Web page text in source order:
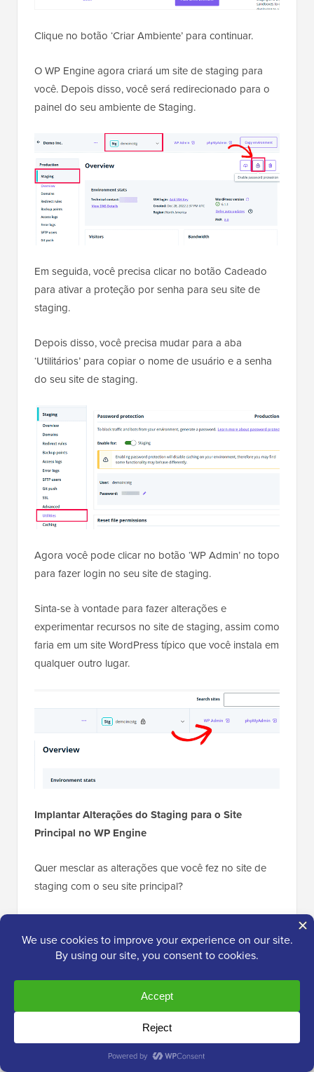
Clique no botão ‘Criar Ambiente’ para continuar.
O WP Engine agora criará um site de staging para
você. Depois disso, você será redirecionado para o
painel do seu ambiente de Staging.
Em seguida, você precisa clicar no botão Cadeado
para ativar a proteção por senha para seu site de
staging.
Depois disso, você precisa mudar para a aba
‘Utilitários’ para copiar o nome de usuário e a senha
do seu site de staging.
Agora você pode clicar no botão ‘WP Admin’ no topo
para fazer login no seu site de staging.
Sinta-se à vontade para fazer alterações e
experimentar recursos no site de staging, assim como
faria em um site WordPress típico que você instala em
qualquer outro lugar.
Implantar Alterações do Staging para o Site
Principal no WP Engine
Quer mesclar as alterações que você fez no site de
staging com o seu site principal?
para iniciar a implantação.